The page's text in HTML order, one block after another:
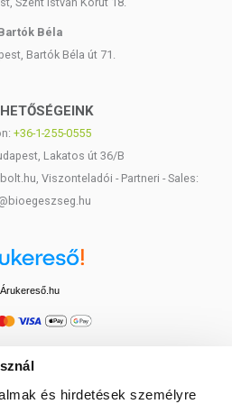
és hirdetések személyre
és érzékeny testfelületekre!
és/vagy fényérzékenységnek
kismamák az édes narancs illóolaj
konzultáljanak
helyen, zárt kupakkal. Hűtőben tárolva
nincs hatással a termék minőségére.
Béla
Bartók Béla út 71.
+36-1-255-0555
Lakatos út 36/B
Viszonteladói - Partneri - Sales:
Árukereső.hu